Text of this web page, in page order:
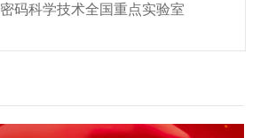
密码科学技术全国重点实验室